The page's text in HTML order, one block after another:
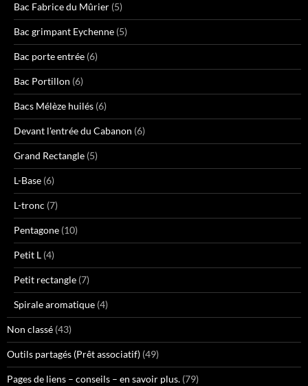
Bac Fabrice du Mûrier (5)
Bac grimpant Eychenne (5)
Bac porte entrée (6)
Bac Portillon (6)
Bacs Mélèze huilés (6)
Devant l'entrée du Cabanon (6)
Grand Rectangle (5)
L-Base (6)
L-tronc (7)
Pentagone (10)
Petit L (4)
Petit rectangle (7)
Spirale aromatique (4)
Non classé (43)
Outils partagés (Prêt associatif) (49)
Pages de liens – conseils – en savoir plus. (79)